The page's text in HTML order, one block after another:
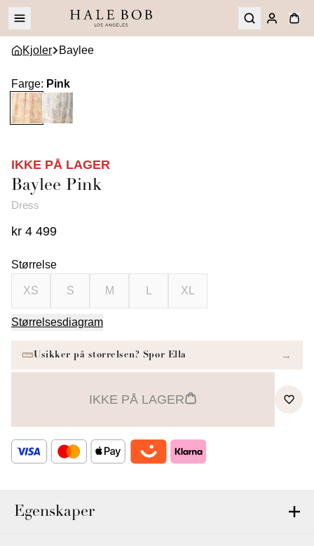
Kjoler Baylee
Farge: Pink
IKKE PÅ LAGER
Baylee Pink
Dress
kr 4 499
Størrelse
XS S M XL
Størrelsesdiagram
IKKE PÅ LAGER
Egenskaper